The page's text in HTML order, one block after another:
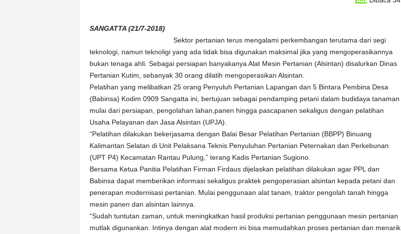
SANGATTA (21/7-2018)
Sektor pertanian terus mengalami perkembangan terutama dari segi
teknologi, namun teknoligi yang ada tidak bisa digunakan maksimal jika yang mengoperasikannya
bukan tenaga ahli. Sebagai persiapan banyakanya Alat Mesin Pertanian (Alsintan) disalurkan Dinas
Pertanian Kutim, sebanyak 30 orang dilatih mengoperasikan Alsintan.
Pelatihan yang melibatkan 25 orang Penyuluh Pertanian Lapangan dan 5 Bintara Pembina Desa
(Babinsa) Kodim 0909 Sangatta ini, bertujuan sebagai pendamping petani dalam budidaya tanaman
mulai dari persiapan, pengolahan lahan,panen hingga pascapanen sekaligus dengan pelatihan
Usaha Pelayanan dan Jasa Alsintan (UPJA).
“Pelatihan dilakukan bekerjasama dengan Balai Besar Pelatihan Pertanian (BBPP) Binuang
Kalimantan Selatan di Unit Pelaksana Teknis Penyuluhan Pertanian Peternakan dan Perkebunan
(UPT P4) Kecamatan Rantau Pulung,” terang Kadis Pertanian Sugiono.
Bersama Ketua Panitia Pelatihan Firman Firdaus dijelaskan pelatihan dilakukan agar PPL dan
Babinsa dapat memberikan informasi sekaligus praktek pengoperasian alsintan kepada petani dan
penerapan modernisasi pertanian. Mulai penggunaan alat tanam, traktor pengolah tanah hingga
mesin panen dan alsintan lainnya.
“Sudah tuntutan zaman, untuk meningkatkan hasil produksi pertanian penggunaan mesin pertanian
mutlak digunankan. Intinya dengan alat modern ini bisa memudahkan proses pertanian dan menarik